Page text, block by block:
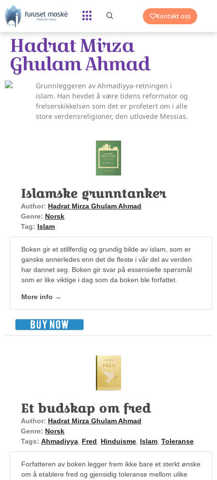
Kontakt oss
Hadrat Mirza
Ghulam Ahmad
Grunnleggeren av Ahmadiyya-retningen i
islam. Han hevdet å være tidens reformator og
frelserskikkelsen som det er profetert om i alle
store verdensreligioner, den utlovede Messias.
Islamske grunntanker
Author: Hadrat Mirza Ghulam Ahmad
Genre: Norsk
Tag: Islam
Boken gir et stillferdig og grundig bilde av islam, som er
ganske annerledes enn det de fleste i vår del av verden
har dannet seg. Boken gir svar på essensielle spørsmål
som er like viktige i dag som da boken ble forfattet.
More info →
Et budskap om fred
Author: Hadrat Mirza Ghulam Ahmad
Genre: Norsk
Tags: Ahmadiyya, Fred, Hinduisme, Islam, Toleranse
Forfatteren av boken legger frem ikke bare et sterkt ønske
om å etablere fred og gjensidig toleranse mellom ulike